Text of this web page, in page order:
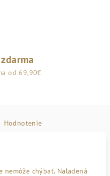
od 69,90€
Hodnotenie
nemôže chýbať. Naladená